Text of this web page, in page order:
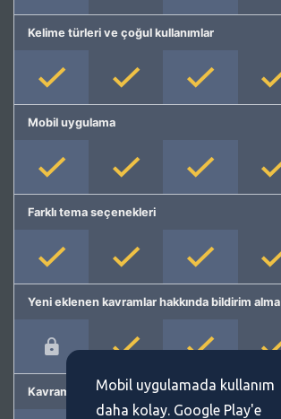
Kelime türleri ve çoğul kullanımlar
Mobil uygulama
Farklı tema seçenekleri
Yeni eklenen kavramlar hakkında bildirim alma
Kavram önermeMobil uygulamada kullanım
daha kolay. Google Play'e